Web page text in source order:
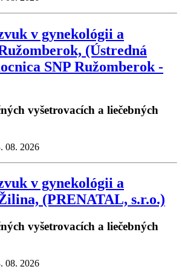
v gynekológii a
(Ústredná
SNP Ružomberok -
vyšetrovacích a liečebných
08. 2026
v gynekológii a
(PRENATAL, s.r.o.)
vyšetrovacích a liečebných
08. 2026